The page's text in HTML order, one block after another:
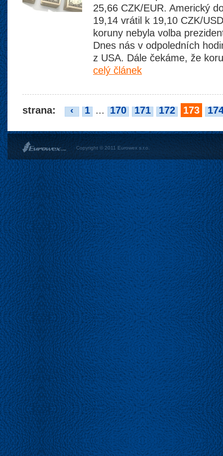
25,66 CZK/EUR. Americký
19,14 vrátil k 19,10 CZK/
koruny nebyla volba
Dnes nás v odpoledních
z USA. Dále čekáme, že
celý článek
strana: ‹ 1 ... 170 171 172 173
Copyright © 2011 Eurowex s.r.o.